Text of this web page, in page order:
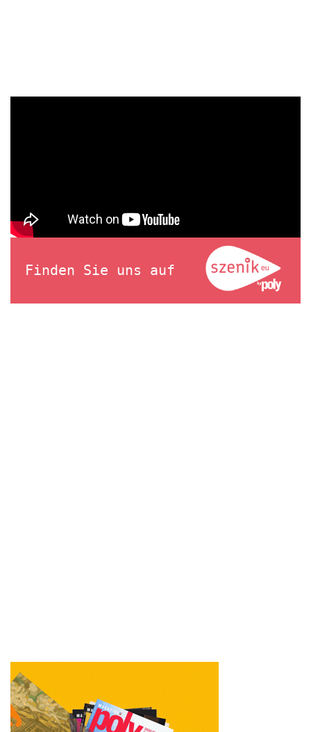
Finden Sie uns auf